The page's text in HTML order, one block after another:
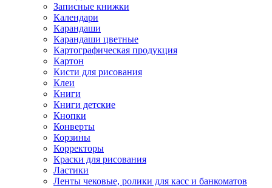
Записные книжки
Календари
Карандаши
Карандаши цветные
Картографическая продукция
Картон
Кисти для рисования
Клеи
Книги
Книги детские
Кнопки
Конверты
Корзины
Корректоры
Краски для рисования
Ластики
Ленты чековые, ролики для касс и банкоматов